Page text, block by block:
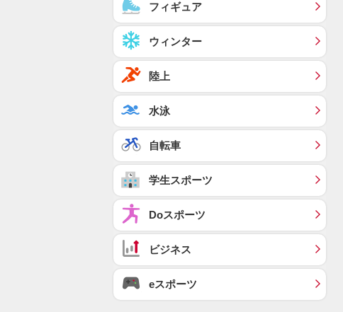
フィギュア
ウィンター
陸上
水泳
自転車
学生スポーツ
Doスポーツ
ビジネス
eスポーツ